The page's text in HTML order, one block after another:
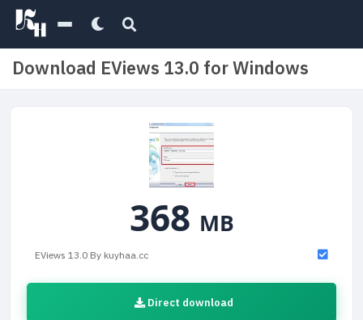
Download EViews 13.0 for Windows
368 MB
EViews 13.0 By kuyhaa.cc
Direct download